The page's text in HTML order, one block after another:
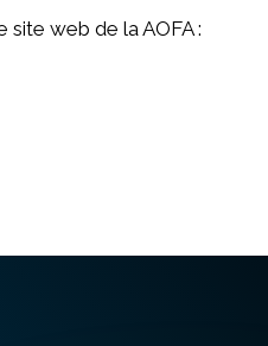
web de la AOFA :